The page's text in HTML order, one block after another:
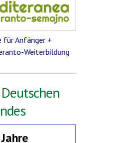
für Anfänger +
Weiterbildung
Woche